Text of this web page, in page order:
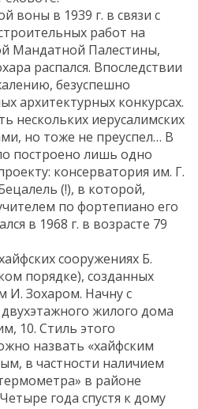
воны в 1939 г. в связи с
работ на
Мандатной Палестины,
распался. Впоследствии
безуспешно
архитектурных конкурсах.
нескольких иерусалимских
но тоже не преуспел… В
построено лишь одно
консерватория им. Г.
(!), в которой,
по фортепиано его
в 1968 г. в возрасте 79
сооружениях Б.
порядке), созданных
И. Зохаром. Начну с
жилого дома
10. Стиль этого
назвать «хайфским
в частности наличием
в районе
года спустя к дому